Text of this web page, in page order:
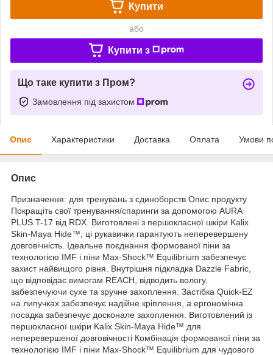
Купити
або
Купити з
Що таке купити з Пром?
Замовлення під захистом
Опис Характеристики Доставка Оплата Умови
Опис
Призначення: для тренувань з єдиноборств Опис продукту
Покращіть свої тренування/спаринги за допомогою AURA
PLUS T-17 від RDX. Виготовлені з першокласної шкіри Kalix
Skin-Maya Hide™, ці рукавички гарантують неперевершену
довговічність. Ідеальне поєднання формованої піни за
технологією IMF і піни Max-Shock™ Equilibrium забезпечує
захист найвищого рівня. Внутрішня підкладка Dazzle Fabric,
що відповідає вимогам REACH, відводить вологу,
забезпечуючи сухе та зручне захоплення. Застібка Quick-EZ
на липучках забезпечує надійне кріплення, а ергономічна
посадка забезпечує досконале захоплення. Виготовлений із
першокласної шкіри Kalix Skin-Maya Hide™ для
неперевершеної довговічності Комбінація формованої піни за
технологією IMF і піни Max-Shock™ Equilibrium для чудового